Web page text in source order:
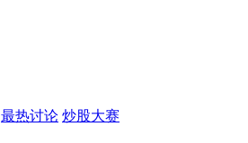
最热讨论 炒股大赛